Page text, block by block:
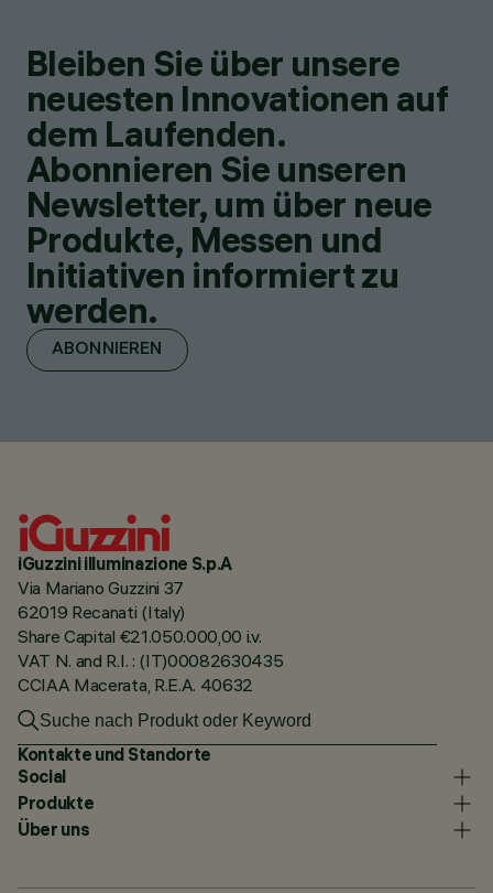
Bleiben Sie über unsere
neuesten Innovationen auf
dem Laufenden.
Abonnieren Sie unseren
Newsletter, um über neue
Produkte, Messen und
Initiativen informiert zu
werden.
ABONNIEREN
iGuzzini illuminazione S.p.A
Via Mariano Guzzini 37
62019 Recanati (Italy)
Share Capital €21.050.000,00 i.v.
VAT N. and R.I. : (IT)00082630435
CCIAA Macerata, R.E.A. 40632
Kontakte und Standorte
Social
Produkte
Über uns